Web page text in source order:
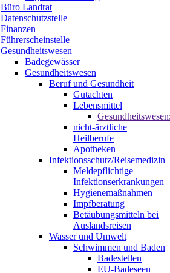
Büro Landrat
Datenschutzstelle
Finanzen
Führerscheinstelle
Gesundheitswesen
Badegewässer
Gesundheitswesen
Beruf und Gesundheit
Gutachten
Lebensmittel
nicht-ärztliche
Heilberufe
Apotheken
Infektionsschutz/Reisemedizin
Meldepflichtige
Infektionserkrankungen
Hygienemaßnahmen
Impfberatung
Betäubungsmitteln bei
Auslandsreisen
Wasser und Umwelt
Schwimmen und Baden
Badestellen
EU-Badeseen